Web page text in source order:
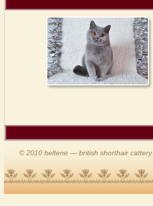
© 2010 beltene — british shorthair cattery.